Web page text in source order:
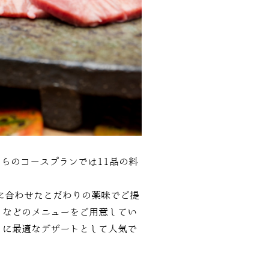
のコースプランでは11品の料
わせたこだわりの薬味でご提
どのメニューをご用意してい
最適なデザートとして人気で